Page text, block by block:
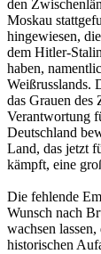
den
Moskau
hingewiesen,
dem Hitler-
haben,
Weißrusslands.
das Grauen
Verantwortung
Deutschland
Land, das jetzt
kämpft, eine
Die fehlende
Wunsch nach
wachsen
historischen